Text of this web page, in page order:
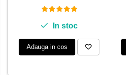
In stoc
Adauga in cos